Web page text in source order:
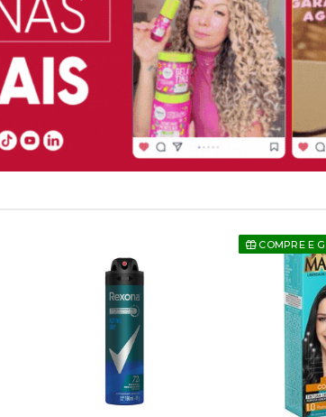
COMPRE E